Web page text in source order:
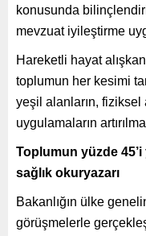
konusunda
mevzuat iyileştirme
Hareketli hayat
toplumun her kesimi
yeşil alanların,
uygulamaların
Toplumun yüzde
sağlık okuryazarı
Bakanlığın ülke
görüşmelerle